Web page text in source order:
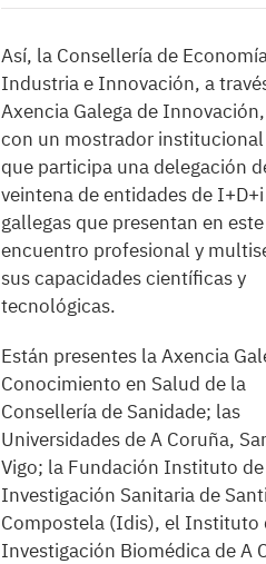
Así, la Consellería de
Industria e Innovación, a
Axencia Galega de
con un mostrador institucional
que participa una delegación
veintena de entidades de I+D+i
gallegas que presentan en este
encuentro profesional y
sus capacidades científicas y
tecnológicas.
Están presentes la Axencia
Conocimiento en Salud de la
Consellería de Sanidade; las
Universidades de A Coruña,
Vigo; la Fundación Instituto de
Investigación Sanitaria de
Compostela (Idis), el Instituto
Investigación Biomédica de A